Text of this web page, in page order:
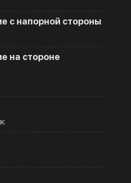
с напорной стороны
на стороне